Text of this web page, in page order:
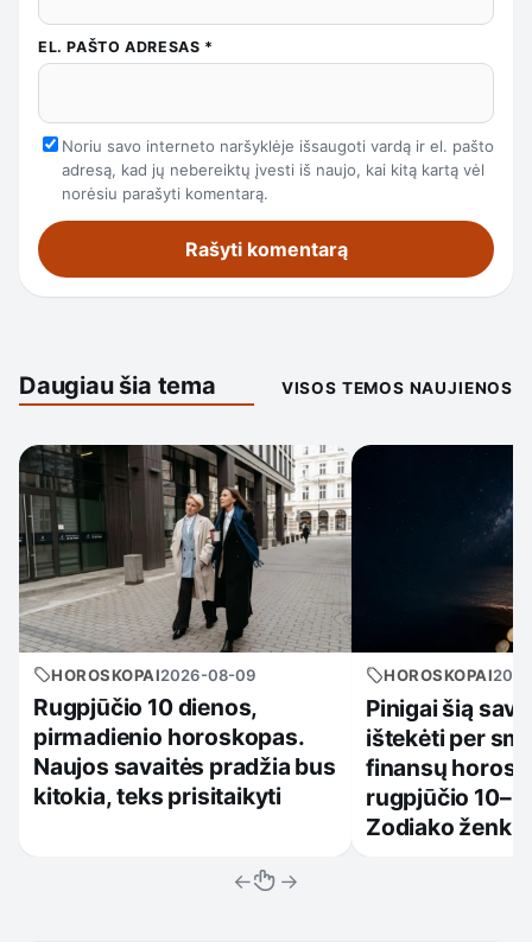
EL. PAŠTO ADRESAS *
Noriu savo interneto naršyklėje išsaugoti vardą ir el. pašto
adresą, kad jų nebereiktų įvesti iš naujo, kai kitą kartą vėl
norėsiu parašyti komentarą.
Daugiau šia tema VISOS TEMOS NAUJIENOS
HOROSKOPAI2026-08-09
Rugpjūčio 10 dienos,
pirmadienio horoskopas.
Naujos savaitės pradžia bus
kitokia, teks prisitaikyti
HOROSKOPAI
Pinigai šią
ištekėti per
finansų
rugpjūčio
Zodiako
← →